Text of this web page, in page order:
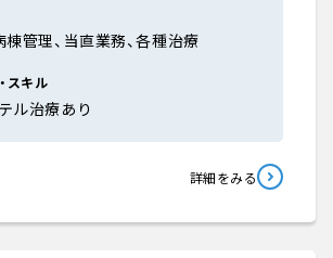
棟管理、当直業務、各種治療
スキル
ル治療あり
詳細をみる